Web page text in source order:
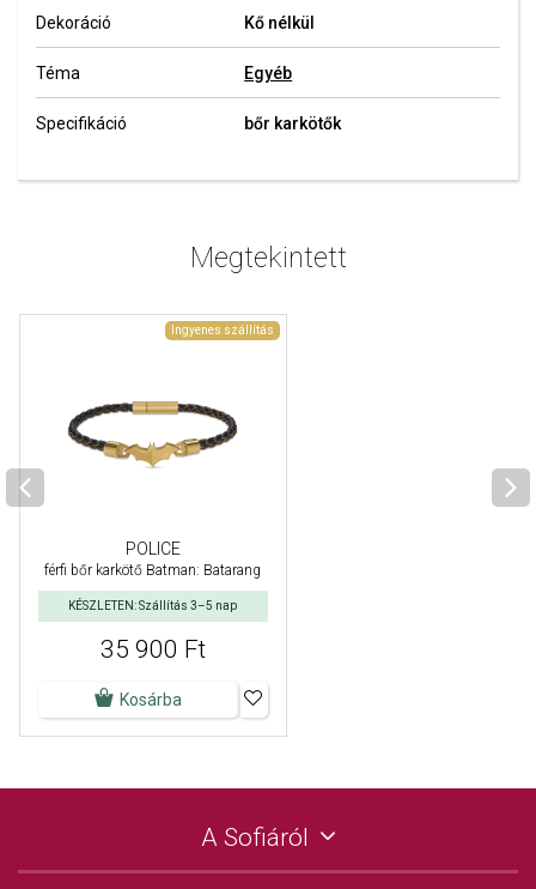
Dekoráció Kő nélkül
Téma Egyéb
Specifikáció bőr karkötők
Megtekintett
Ingyenes szállítás
POLICE
férfi bőr karkötő Batman: Batarang
KÉSZLETEN: Szállítás 3–5 nap
35 900 Ft
Kosárba
A Sofiáról